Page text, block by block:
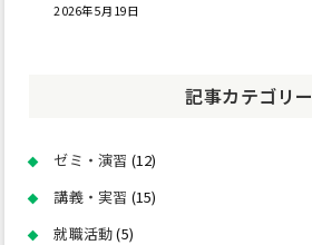
2026年5月19日
記事カテゴリー
ゼミ・演習 (12)
講義・実習 (15)
就職活動(5)